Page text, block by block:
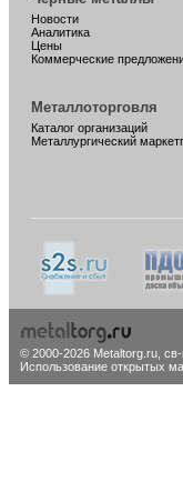
Новости
Аналитика
Цены
Коммерческие
Металлоторговля
Каталог организаций
Металлургический
© 2000-2026 Metaltorg.ru,
Использование открытых